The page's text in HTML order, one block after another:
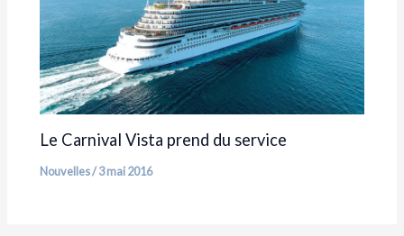
Le Carnival Vista prend du service
Nouvelles/3 mai 2016